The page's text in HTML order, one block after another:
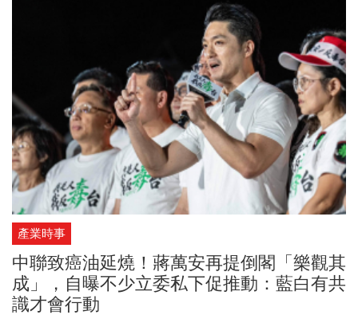
法定繼承人身分。不過要注意的是，本案將在總統公布6個月後實
施，也就是至少半年內仍然適用舊法。此外，在部分提案中出現的
產業時事
中聯致癌油延燒！蔣萬安再提倒閣「樂觀其
成」，自曝不少立委私下促推動：藍白有共
識才會行動